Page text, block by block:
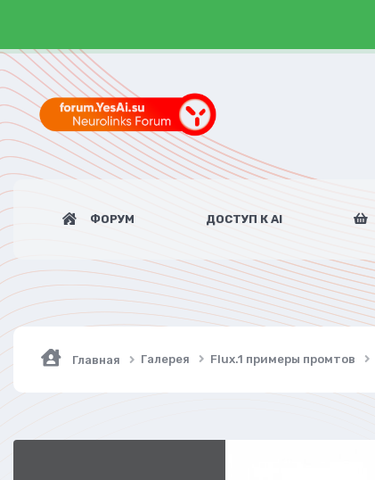
ФОРУМ ДОСТУП К AI
Главная Галерея Flux.1 примеры промтов